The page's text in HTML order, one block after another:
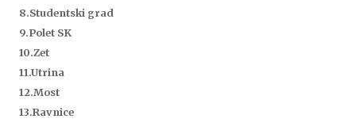
8.Studentski grad
9.Polet SK
10.Zet
11.Utrina
12.Most
13.Ravnice